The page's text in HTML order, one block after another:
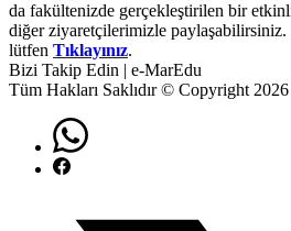
da fakültenizde gerçekleştirilen bir
diğer ziyaretçilerimizle paylaşabilirsiniz.
lütfen Tıklayınız.
Bizi Takip Edin | e-MarEdu
Tüm Hakları Saklıdır © Copyright 2026